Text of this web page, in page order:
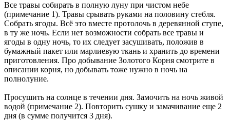
Все травы собирать в полную луну при чистом небе
(примечание 1). Травы срывать руками на половину стебля.
Собрать ягоды. Всё это вместе протолочь в деревянной ступе,
в ту же ночь. Если нет возможности собрать все травы и
ягоды в одну ночь, то их следует засушивать, положив в
бумажный пакет или марлиевую ткань и хранить до времени
приготовления. Про добывание Золотого Корня смотрите в
описании корня, но добывать тоже нужно в ночь на
полнолуние.
Просушить на солнце в течении дня. Замочить на ночь живой
водой (примечание 2). Повторить сушку и замачивание еще 2
дня (в сумме получится 3 дня).